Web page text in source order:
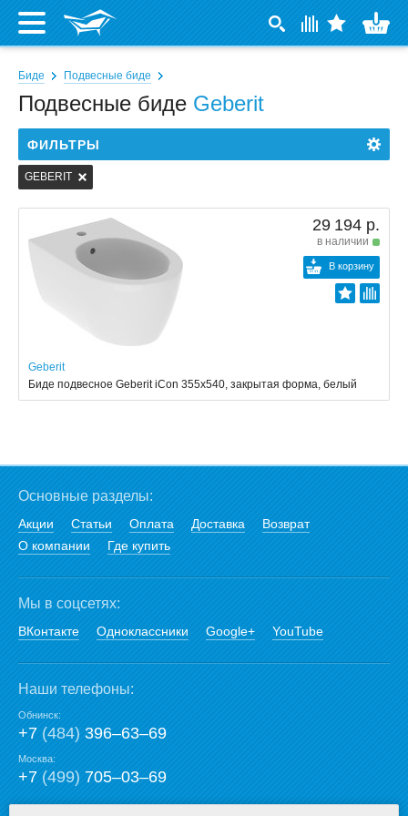
Биде Подвесные биде
Подвесные биде Geberit
ФИЛЬТРЫ
GEBERIT
29 194 р.
в наличии
В корзину
Geberit
Биде подвесное Geberit iCon 355x540, закрытая форма, белый
Основные разделы:
Акции Статьи Оплата Доставка
Возврат
О компании
Где купить
Мы в соцсетях:
ВКонтакте Одноклассники Google+ YouTube
Наши телефоны:
Обнинск:
+7(484)396‒63‒69
Москва:
+7(499)705‒03‒69